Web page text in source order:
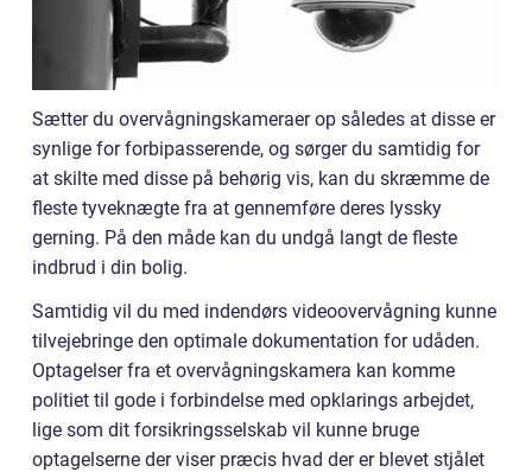
Sætter du overvågningskameraer op således at disse er
synlige for forbipasserende, og sørger du samtidig for
at skilte med disse på behørig vis, kan du skræmme de
fleste tyveknægte fra at gennemføre deres lyssky
gerning. På den måde kan du undgå langt de fleste
indbrud i din bolig.
Samtidig vil du med indendørs videoovervågning kunne
tilvejebringe den optimale dokumentation for udåden.
Optagelser fra et overvågningskamera kan komme
politiet til gode i forbindelse med opklarings arbejdet,
lige som dit forsikringsselskab vil kunne bruge
optagelserne der viser præcis hvad der er blevet stjålet